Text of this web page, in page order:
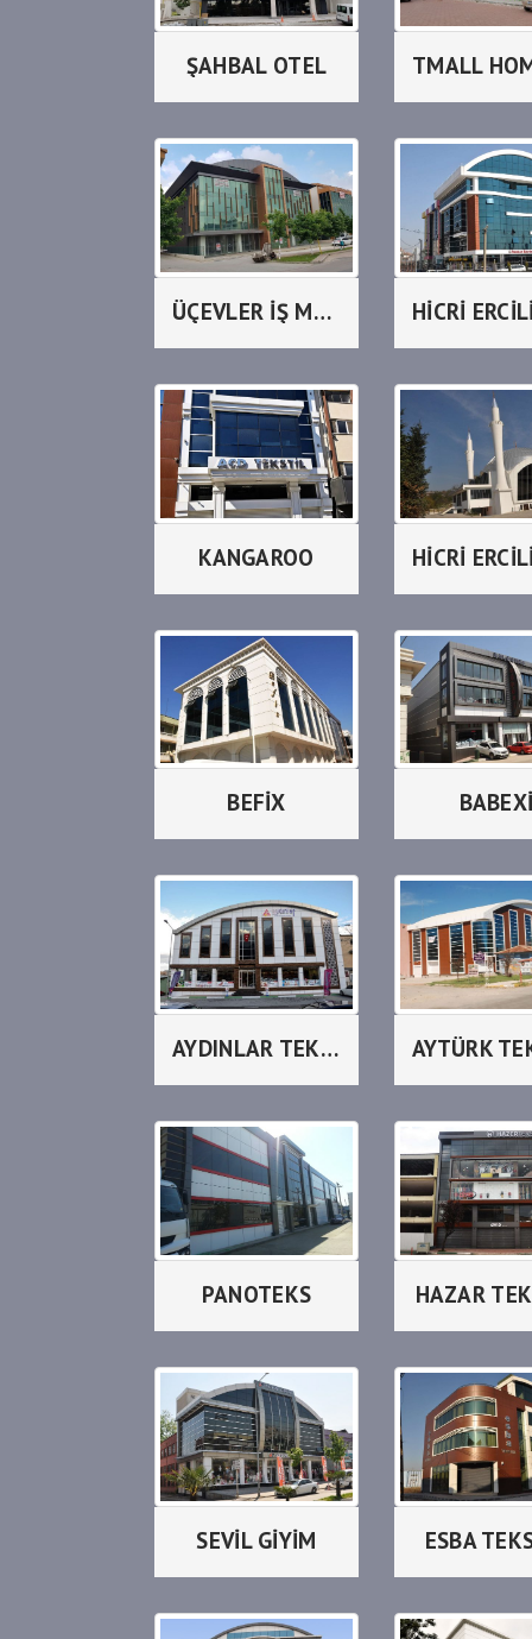
ŞAHBAL OTEL
ÜÇEVLER İŞ MERKEZİ
KANGAROO
BEFİX
AYDINLAR TEKSTİL
PANOTEKS HAZAR
SEVİL GİYİM ESBA